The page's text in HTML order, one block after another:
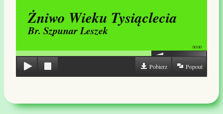
Żniwo Wieku Tysiąclecia
Br. Szpunar Leszek
00:00
Popout
Pobierz